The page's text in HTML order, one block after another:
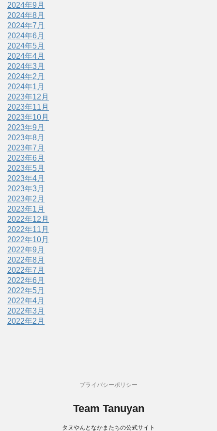
2024年9月
2024年8月
2024年7月
2024年6月
2024年5月
2024年4月
2024年3月
2024年2月
2024年1月
2023年12月
2023年11月
2023年10月
2023年9月
2023年8月
2023年7月
2023年6月
2023年5月
2023年4月
2023年3月
2023年2月
2023年1月
2022年12月
2022年11月
2022年10月
2022年9月
2022年8月
2022年7月
2022年6月
2022年5月
2022年4月
2022年3月
2022年2月
プライバシーポリシー
Team Tanuyan
タヌやんとなかまたちの公式サイト